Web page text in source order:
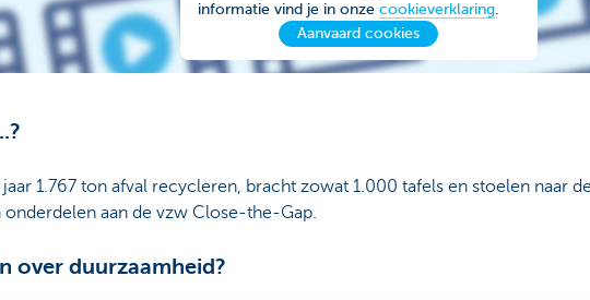
informatie vind je in onze cookieverklaring.
Aanvaard cookies
1.767 ton afval recycleren, bracht zowat 1.000 tafels en stoelen naar
aan de vzw Close-the-Gap.
over duurzaamheid?